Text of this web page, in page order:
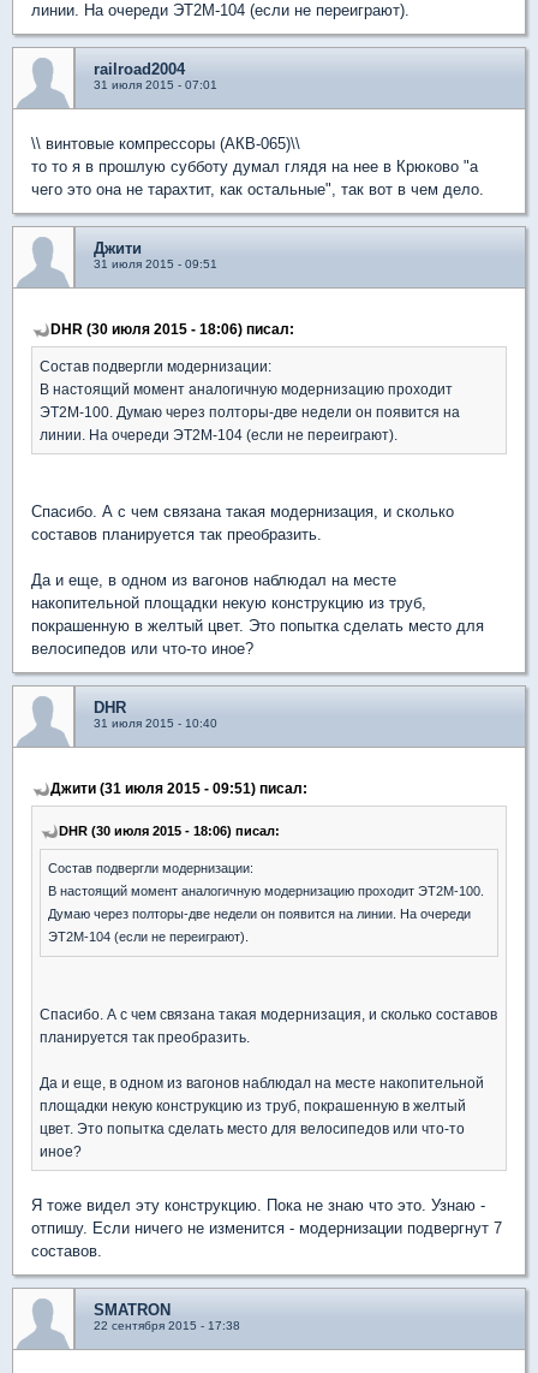
линии. На очереди ЭТ2М-104 (если не переиграют).
railroad2004
31 июля 2015 - 07:01
\\ винтовые компрессоры (АКВ-065)\\
то то я в прошлую субботу думал глядя на нее в Крюково "а
чего это она не тарахтит, как остальные", так вот в чем дело.
Джити
31 июля 2015 - 09:51
DHR (30 июля 2015 - 18:06) писал:
Состав подвергли модернизации:
В настоящий момент аналогичную модернизацию проходит
ЭТ2М-100. Думаю через полторы-две недели он появится на
линии. На очереди ЭТ2М-104 (если не переиграют).
Спасибо. А с чем связана такая модернизация, и сколько
составов планируется так преобразить.
Да и еще, в одном из вагонов наблюдал на месте
накопительной площадки некую конструкцию из труб,
покрашенную в желтый цвет. Это попытка сделать место для
велосипедов или что-то иное?
DHR
31 июля 2015 - 10:40
Джити (31 июля 2015 - 09:51) писал:
DHR (30 июля 2015 - 18:06) писал:
Состав подвергли модернизации:
В настоящий момент аналогичную модернизацию проходит ЭТ2М-100.
Думаю через полторы-две недели он появится на линии. На очереди
ЭТ2М-104 (если не переиграют).
Спасибо. А с чем связана такая модернизация, и сколько составов
планируется так преобразить.
Да и еще, в одном из вагонов наблюдал на месте накопительной
площадки некую конструкцию из труб, покрашенную в желтый
цвет. Это попытка сделать место для велосипедов или что-то
иное?
Я тоже видел эту конструкцию. Пока не знаю что это. Узнаю -
отпишу. Если ничего не изменится - модернизации подвергнут 7
составов.
SMATRON
22 сентября 2015 - 17:38